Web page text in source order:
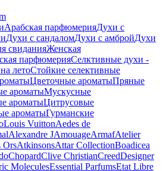
Арабская парфюмерияДухи с
Духи с сандаломДухи с амбройДухи
свиданияЖенская
парфюмерияСелктивные духи -
летоСтойкие селективные
Цветочные ароматыПряные
ароматыМускусные
ароматыЦитрусовые
ароматыГурманские
Louis VuittonAedes de
Alexandre JAmouageArmafAtelier
OrsAtkinsonsAttar CollectionBoadicea
ChopardClive ChristianCreedDesigner
MoleculesEssential ParfumsEtat Libre